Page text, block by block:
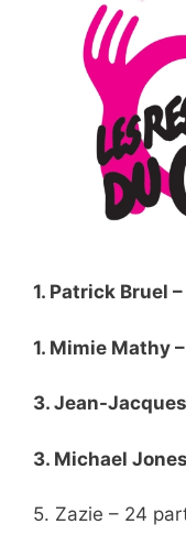
1. Patrick Bruel
1. Mimie Mathy
3. Jean-
3. Michael
5. Zazie – 24